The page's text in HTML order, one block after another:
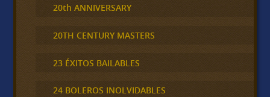
20th ANNIVERSARY
20TH CENTURY MASTERS
23 ÉXITOS BAILABLES
24 BOLEROS INOLVIDABLES